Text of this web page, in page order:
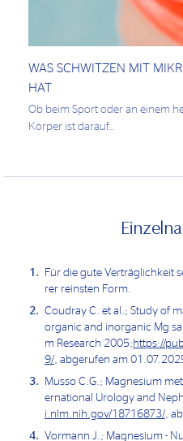
WAS SCHWITZEN MIT
HAT
Ob beim Sport oder an einem
Körper ist darauf…
Für die gute Verträglichkeit
rer reinsten Form.
Coudray C. et al.; Study of
organic and inorganic Mg
m Research 2005;https://
9/, abgerufen am
Musso C.G.; Magnesium
ernational Urology and
i.nlm.nih.gov/18716873/,
Vormann J.; Magnesium -